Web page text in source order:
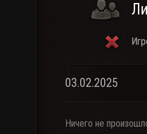
03.02.2025
Ничего не